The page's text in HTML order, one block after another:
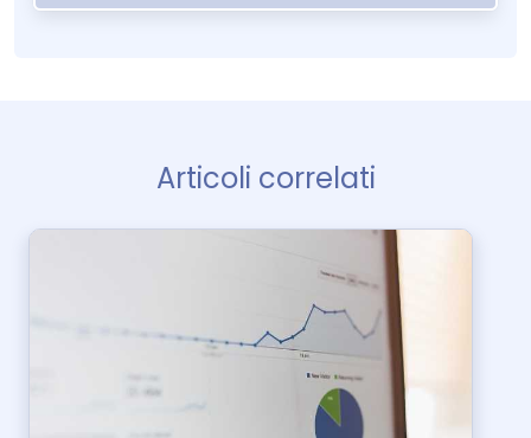
Articoli correlati